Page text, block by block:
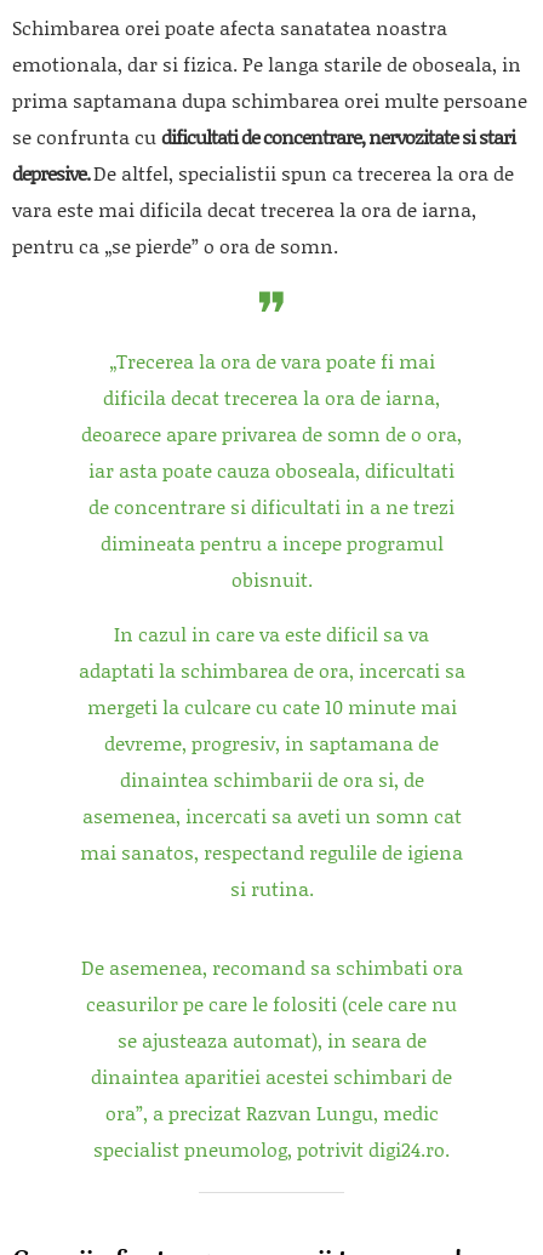
Schimbarea orei poate afecta sanatatea noastra
emotionala, dar si fizica. Pe langa starile de oboseala, in
prima saptamana dupa schimbarea orei multe persoane
se confrunta cudificultati de concentrare, nervozitate si stari
depresive.De altfel, specialistii spun ca trecerea la ora de
vara este mai dificila decat trecerea la ora de iarna,
pentru ca „se pierde” o ora de somn.
„Trecerea la ora de vara poate fi mai
dificila decat trecerea la ora de iarna,
deoarece apare privarea de somn de o ora,
iar asta poate cauza oboseala, dificultati
de concentrare si dificultati in a ne trezi
dimineata pentru a incepe programul
obisnuit.
In cazul in care va este dificil sa va
adaptati la schimbarea de ora, incercati sa
mergeti la culcare cu cate 10 minute mai
devreme, progresiv, in saptamana de
dinaintea schimbarii de ora si, de
asemenea, incercati sa aveti un somn cat
mai sanatos, respectand regulile de igiena
si rutina.
De asemenea, recomand sa schimbati ora
ceasurilor pe care le folositi (cele care nu
se ajusteaza automat), in seara de
dinaintea aparitiei acestei schimbari de
ora”, a precizat Razvan Lungu, medic
specialist pneumolog, potrivit digi24.ro.